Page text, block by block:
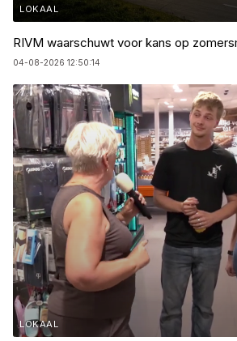
LOKAAL
RIVM waarschuwt voor kans op
04-08-2026 12:50:14
LOKAAL